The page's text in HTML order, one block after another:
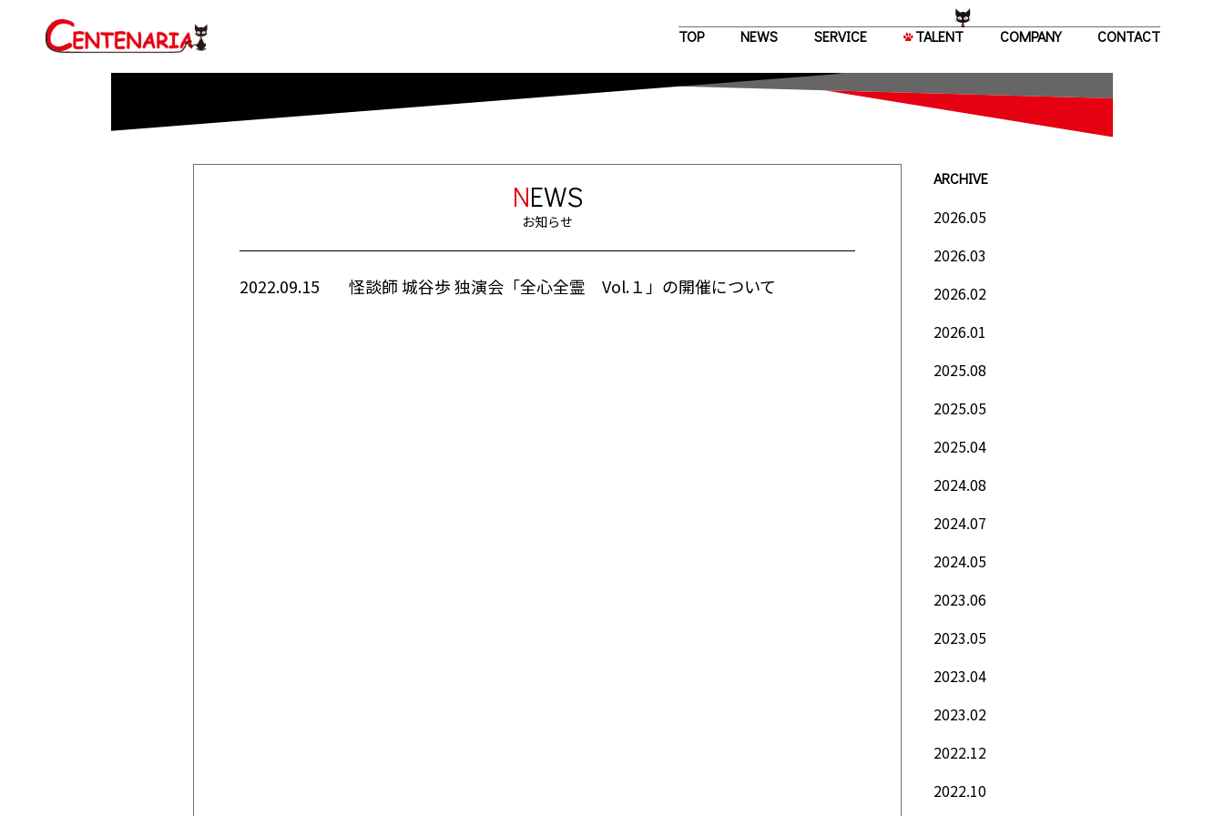
TOP NEWS SERVICE TALENT COMPANY CONTACT
NEWS
お知らせ
2022.09.15 怪談師 城谷歩 独演会「全心全霊 Vol.１」の開催について
ARCHIVE
2026.05
2026.03
2026.02
2026.01
2025.08
2025.05
2025.04
2024.08
2024.07
2024.05
2023.06
2023.05
2023.04
2023.02
2022.12
2022.10